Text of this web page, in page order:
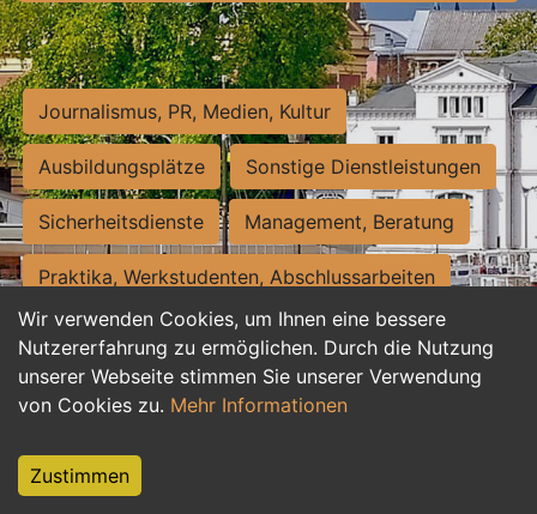
Wir verwenden Cookies, um Ihnen eine bessere
Nutzererfahrung zu ermöglichen. Durch die Nutzung
unserer Webseite stimmen Sie unserer Verwendung
von Cookies zu. Mehr Informationen
Zustimmen
Journalismus, PR, Medien, Kultur
Ausbildungsplätze Sonstige Dienstleistungen
Sicherheitsdienste Management, Beratung
Praktika, Werkstudenten, Abschlussarbeiten
Personalwesen Assistenz, Sekretariat
Hilfskräfte, Aushilfs- und Nebenjobs
Weiterbildung, Studium, duale Ausbildung